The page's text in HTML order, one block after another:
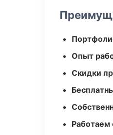
Опыт
Скидки
Работаем